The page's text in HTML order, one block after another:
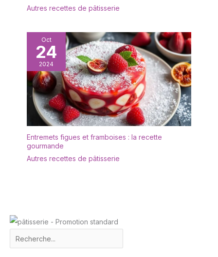
Autres recettes de pâtisserie
Oct
24
2024
Entremets figues et framboises : la recette
gourmande
Autres recettes de pâtisserie